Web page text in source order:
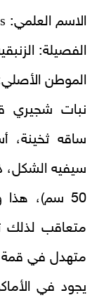
الاسم العلمي:
الفصيلة:
الموطن الأصلي:
ساقه ثخينة،
50 سم)،
متعاقب لذلك
متهدل في قمة
يجود في